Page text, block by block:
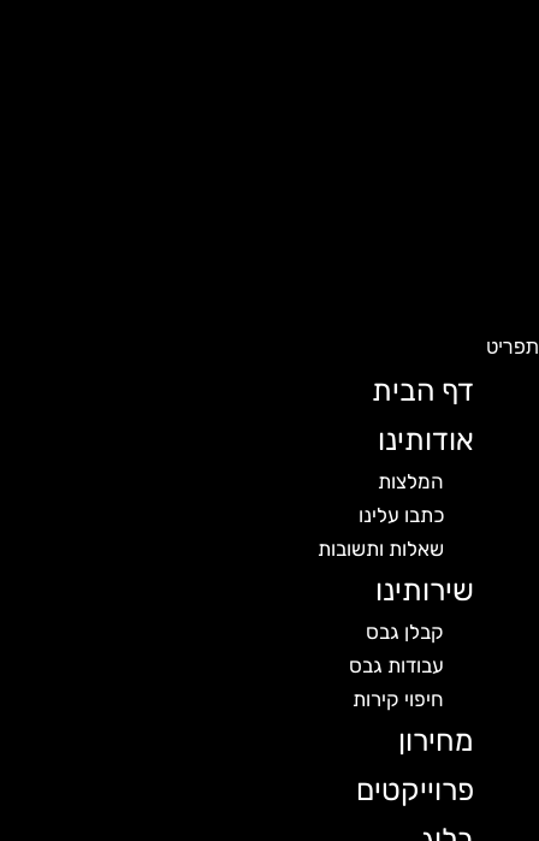
דף הבית
אודותינו
המלצות
כתבו עלינו
שאלות ותשובות
שירותינו
קבלן גבס
עבודות גבס
חיפוי קירות
מחירון
פרוייקטים